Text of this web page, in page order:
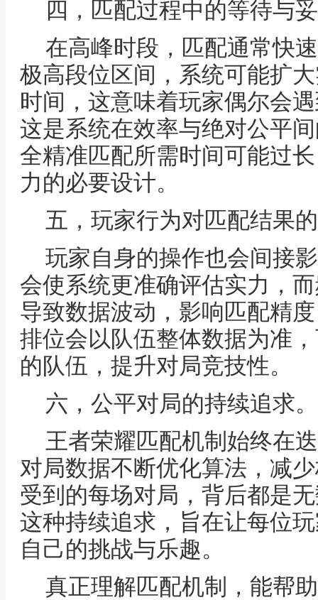
四，匹配过程中的等待与
在高峰时段，匹配通常快
极高段位区间，系统可能扩
时间，这意味着玩家偶尔会
这是系统在效率与绝对公平
全精准匹配所需时间可能过
力的必要设计。
五，玩家行为对匹配结果
玩家自身的操作也会间接
会使系统更准确评估实力，
导致数据波动，影响匹配精
排位会以队伍整体数据为准
的队伍，提升对局竞技性。
六，公平对局的持续追求。
王者荣耀匹配机制始终在
对局数据不断优化算法，减
受到的每场对局，背后都是
这种持续追求，旨在让每位
自己的挑战与乐趣。
真正理解匹配机制，能帮